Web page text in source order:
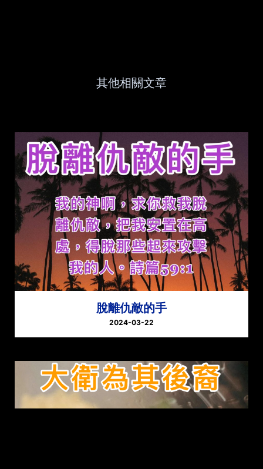
其他相關文章
脫離仇敵的手
2024-03-22